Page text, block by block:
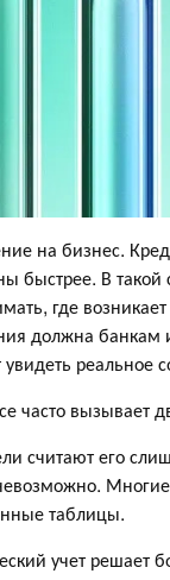
на бизнес.
быстрее. В
где
должна
реальное
часто вызывает
считают его
таблицы.
учет решает